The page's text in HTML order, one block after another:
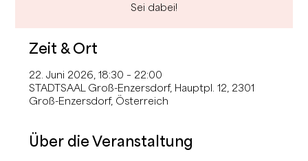
Sei dabei!
Zeit & Ort
22. Juni 2026, 18:30 – 22:00
STADTSAAL Groß-Enzersdorf, Hauptpl. 12, 2301
Groß-Enzersdorf, Österreich
Über die Veranstaltung